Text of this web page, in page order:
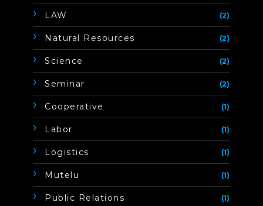
LAW (2)
Natural Resources (2)
Science (2)
Seminar (2)
Cooperative (1)
Labor (1)
Logistics (1)
Mutelu (1)
Public Relations (1)